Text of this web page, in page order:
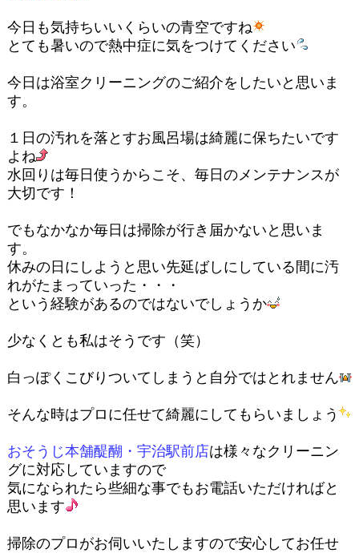
今日も気持ちいいくらいの青空ですね
とても暑いので熱中症に気をつけてください
今日は浴室クリーニングのご紹介をしたいと思いま
す。
１日の汚れを落とすお風呂場は綺麗に保ちたいです
よね
水回りは毎日使うからこそ、毎日のメンテナンスが
大切です！
でもなかなか毎日は掃除が行き届かないと思いま
す。
休みの日にしようと思い先延ばしにしている間に汚
れがたまっていった・・・
という経験があるのではないでしょうか
少なくとも私はそうです（笑）
白っぽくこびりついてしまうと自分ではとれません
そんな時はプロに任せて綺麗にしてもらいましょう
おそうじ本舗醍醐・宇治駅前店は様々なクリーニン
グに対応していますので
気になられたら些細な事でもお電話いただければと
思います
掃除のプロがお伺いいたしますので安心してお任せ